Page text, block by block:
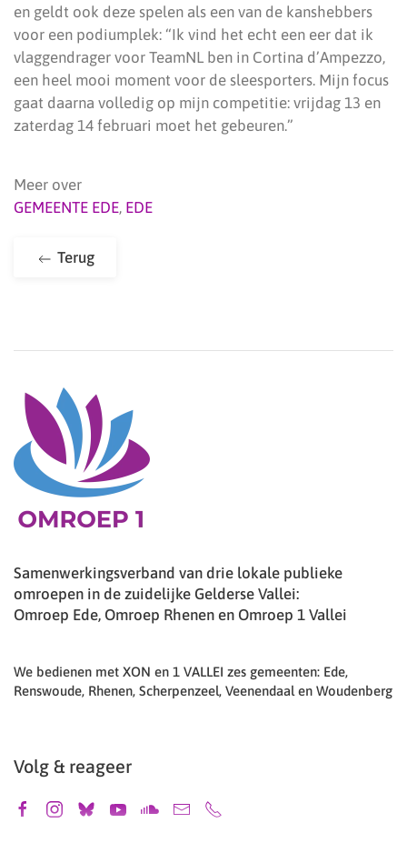
en geldt ook deze spelen als een van de kanshebbers
voor een podiumplek: “Ik vind het echt een eer dat ik
vlaggendrager voor TeamNL ben in Cortina d’Ampezzo,
een heel mooi moment voor de sleesporters. Mijn focus
gaat daarna volledig op mijn competitie: vrijdag 13 en
zaterdag 14 februari moet het gebeuren.”
Meer over
GEMEENTE EDE, EDE
Terug
Samenwerkingsverband van drie lokale publieke
omroepen in de zuidelijke Gelderse Vallei:
Omroep Ede, Omroep Rhenen en Omroep 1 Vallei
We bedienen met XON en 1 VALLEI zes gemeenten: Ede,
Renswoude, Rhenen, Scherpenzeel, Veenendaal en Woudenberg
Volg & reageer